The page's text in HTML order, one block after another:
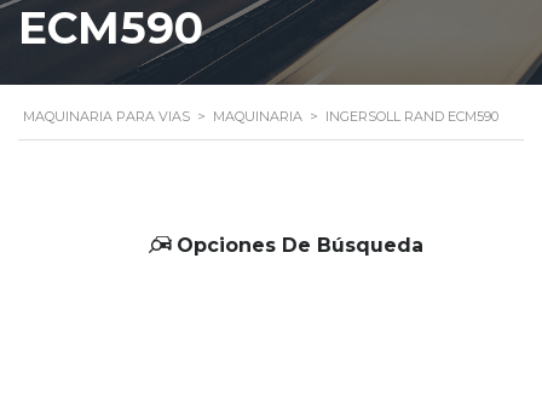
ECM590
MAQUINARIA PARA VIAS > MAQUINARIA > INGERSOLL RAND ECM590
Opciones De Búsqueda